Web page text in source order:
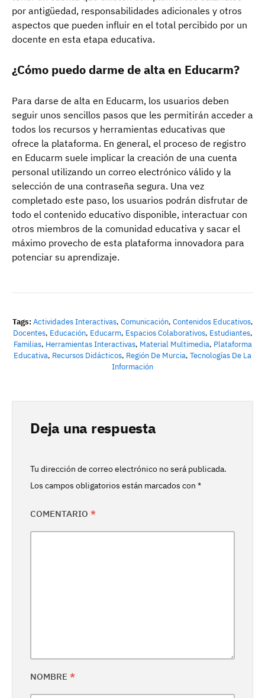
por antigüedad, responsabilidades adicionales y otros
aspectos que pueden influir en el total percibido por un
docente en esta etapa educativa.
¿Cómo puedo darme de alta en Educarm?
Para darse de alta en Educarm, los usuarios deben
seguir unos sencillos pasos que les permitirán acceder a
todos los recursos y herramientas educativas que
ofrece la plataforma. En general, el proceso de registro
en Educarm suele implicar la creación de una cuenta
personal utilizando un correo electrónico válido y la
selección de una contraseña segura. Una vez
completado este paso, los usuarios podrán disfrutar de
todo el contenido educativo disponible, interactuar con
otros miembros de la comunidad educativa y sacar el
máximo provecho de esta plataforma innovadora para
potenciar su aprendizaje.
Tags: Actividades Interactivas, Comunicación, Contenidos Educativos,
Docentes, Educación, Educarm, Espacios Colaborativos, Estudiantes,
Familias, Herramientas Interactivas, Material Multimedia, Plataforma
Educativa, Recursos Didácticos, Región De Murcia, Tecnologías De La
Información
Deja una respuesta
Tu dirección de correo electrónico no será publicada.
Los campos obligatorios están marcados con *
COMENTARIO *
NOMBRE *